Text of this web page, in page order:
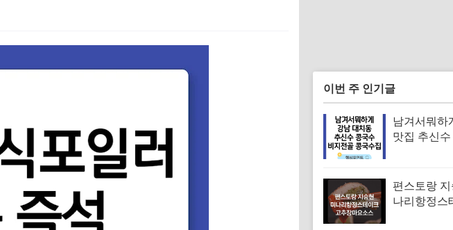
이번 주 인기글
남겨서뭐하
맛집 추신
편스토랑
나리항정스